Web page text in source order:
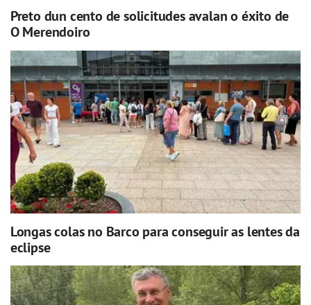
Preto dun cento de solicitudes avalan o éxito de
O Merendoiro
Longas colas no Barco para conseguir as lentes da
eclipse